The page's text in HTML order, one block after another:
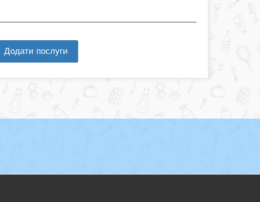
Додати послуги